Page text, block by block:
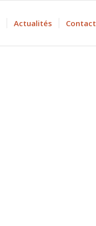
Actualités Contact